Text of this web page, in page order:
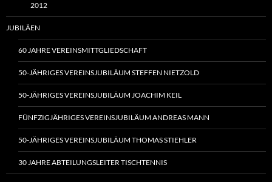
2012
JUBILÄEN
60 JAHRE VEREINSMITTGLIEDSCHAFT
50-JÄHRIGES VEREINSJUBILÄUM STEFFEN NIETZOLD
50-JÄHRIGES VEREINSJUBILÄUM JOACHIM KEIL
FÜNFZIGJÄHRIGES VEREINSJUBILÄUM ANDREAS MANN
50-JÄHRIGES VEREINSJUBILÄUM THOMAS STIEHLER
30 JAHRE ABTEILUNGSLEITER TISCHTENNIS